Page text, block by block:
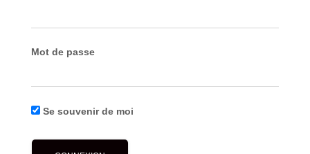
Mot de passe
Se souvenir de moi